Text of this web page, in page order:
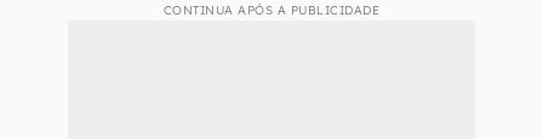
CONTINUA APÓS A PUBLICIDADE